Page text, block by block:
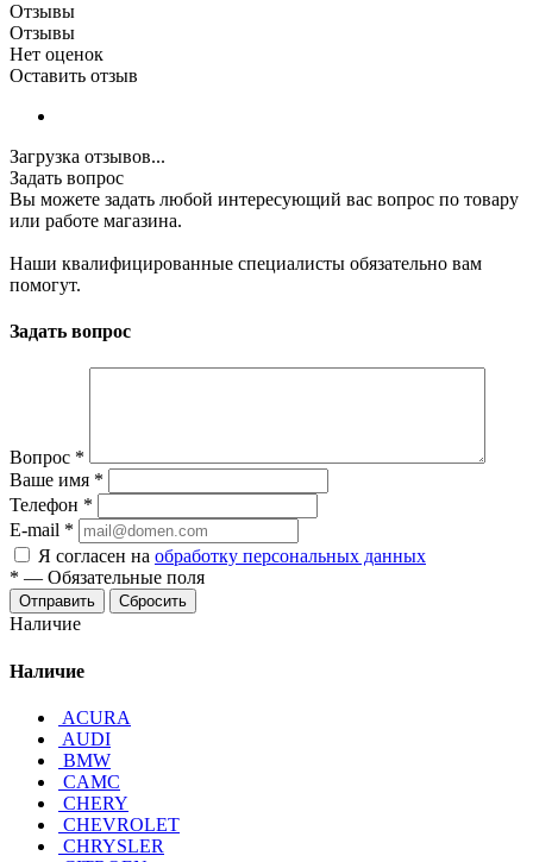
Отзывы
Отзывы
Нет оценок
Оставить отзыв
Загрузка отзывов...
Задать вопрос
Вы можете задать любой интересующий вас вопрос по товару
или работе магазина.
Наши квалифицированные специалисты обязательно вам
помогут.
Задать вопрос
Вопрос *
Ваше имя *
Телефон *
E-mail *
Я согласен на обработку персональных данных
* — Обязательные поля
Отправить Сбросить
Наличие
Наличие
ACURA
AUDI
BMW
CAMC
CHERY
CHEVROLET
CHRYSLER